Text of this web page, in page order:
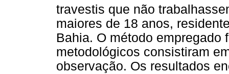
travestis que não
maiores de 18 anos,
Bahia. O método
metodológicos consistiram
observação. Os resultados